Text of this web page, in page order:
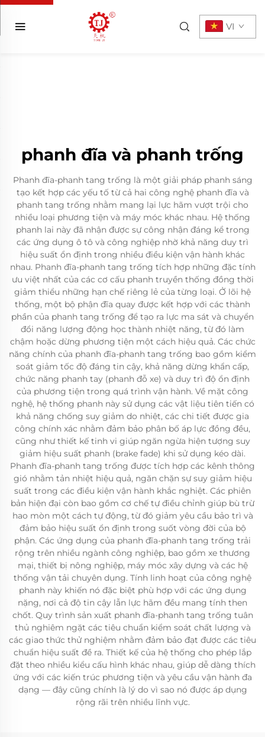
VI
phanh đĩa và phanh trống
Phanh đĩa-phanh tang trống là một giải pháp phanh sáng
tạo kết hợp các yếu tố từ cả hai công nghệ phanh đĩa và
phanh tang trống nhằm mang lại lực hãm vượt trội cho
nhiều loại phương tiện và máy móc khác nhau. Hệ thống
phanh lai này đã nhận được sự công nhận đáng kể trong
các ứng dụng ô tô và công nghiệp nhờ khả năng duy trì
hiệu suất ổn định trong nhiều điều kiện vận hành khác
nhau. Phanh đĩa-phanh tang trống tích hợp những đặc tính
ưu việt nhất của các cơ cấu phanh truyền thống đồng thời
giảm thiểu những hạn chế riêng lẻ của từng loại. Ở lõi hệ
thống, một bộ phận đĩa quay được kết hợp với các thành
phần của phanh tang trống để tạo ra lực ma sát và chuyển
đổi năng lượng động học thành nhiệt năng, từ đó làm
chậm hoặc dừng phương tiện một cách hiệu quả. Các chức
năng chính của phanh đĩa-phanh tang trống bao gồm kiểm
soát giảm tốc độ đáng tin cậy, khả năng dừng khẩn cấp,
chức năng phanh tay (phanh đỗ xe) và duy trì độ ổn định
của phương tiện trong quá trình vận hành. Về mặt công
nghệ, hệ thống phanh này sử dụng các vật liệu tiên tiến có
khả năng chống suy giảm do nhiệt, các chi tiết được gia
công chính xác nhằm đảm bảo phân bố áp lực đồng đều,
cũng như thiết kế tinh vi giúp ngăn ngừa hiện tượng suy
giảm hiệu suất phanh (brake fade) khi sử dụng kéo dài.
Phanh đĩa-phanh tang trống được tích hợp các kênh thông
gió nhằm tản nhiệt hiệu quả, ngăn chặn sự suy giảm hiệu
suất trong các điều kiện vận hành khắc nghiệt. Các phiên
bản hiện đại còn bao gồm cơ chế tự điều chỉnh giúp bù trừ
hao mòn một cách tự động, từ đó giảm yêu cầu bảo trì và
đảm bảo hiệu suất ổn định trong suốt vòng đời của bộ
phận. Các ứng dụng của phanh đĩa-phanh tang trống trải
rộng trên nhiều ngành công nghiệp, bao gồm xe thương
mại, thiết bị nông nghiệp, máy móc xây dựng và các hệ
thống vận tải chuyên dụng. Tính linh hoạt của công nghệ
phanh này khiến nó đặc biệt phù hợp với các ứng dụng
nặng, nơi cả độ tin cậy lẫn lực hãm đều mang tính then
chốt. Quy trình sản xuất phanh đĩa-phanh tang trống tuân
thủ nghiêm ngặt các tiêu chuẩn kiểm soát chất lượng và
các giao thức thử nghiệm nhằm đảm bảo đạt được các tiêu
chuẩn hiệu suất đề ra. Thiết kế của hệ thống cho phép lắp
đặt theo nhiều kiểu cấu hình khác nhau, giúp dễ dàng thích
ứng với các kiến trúc phương tiện và yêu cầu vận hành đa
dạng — đây cũng chính là lý do vì sao nó được áp dụng
rộng rãi trên nhiều lĩnh vực.